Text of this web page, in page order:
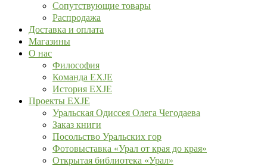
Сопутствующие товары
Распродажа
Доставка и оплата
Магазины
О нас
Философия
Команда EXJE
История EXJE
Проекты EXJE
Уральская Одиссея Олега Чегодаева
Заказ книги
Посольство Уральских гор
Фотовыставка «Урал от края до края»
Открытая библиотека «Урал»